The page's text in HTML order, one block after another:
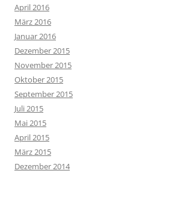
April 2016
März 2016
Januar 2016
Dezember 2015
November 2015
Oktober 2015
September 2015
Juli 2015
Mai 2015
April 2015
März 2015
Dezember 2014